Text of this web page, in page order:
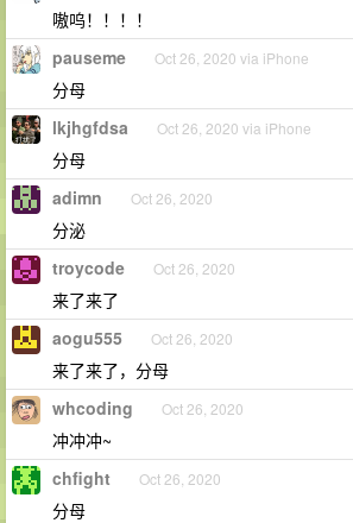
嗷呜！！！！
pauseme Oct 26, 2020 via iPhone
分母
lkjhgfdsa Oct 26, 2020 via iPhone
分母
adimn Oct 26, 2020
分泌
troycode Oct 26, 2020
来了来了
aogu555 Oct 26, 2020
来了来了，分母
whcoding Oct 26, 2020
冲冲冲~
chfight Oct 26, 2020
分母